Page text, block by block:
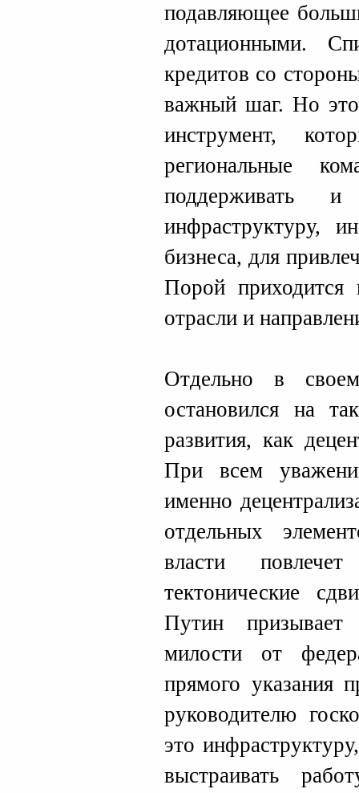
подавляющее
дотационными.
кредитов со
важный шаг. Но это
инструмент,
региональные
поддерживать и
инфраструктуру,
бизнеса, для
Порой
отрасли и
Отдельно в
остановился на
развития, как
При всем
именно
отдельных
власти
тектонические
Путин
милости от
прямого указания
руководителю
это
выстраивать